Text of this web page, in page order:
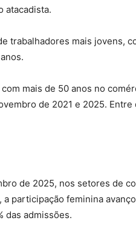
atacadista.
trabalhadores mais jovens,
mais de 50 anos no
de 2021 e 2025. Entre
de 2025, nos setores de
participação feminina
das admissões.